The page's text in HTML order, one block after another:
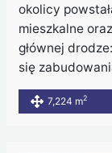
okolicy
mieszkalne
głównej
się
7,224 m2